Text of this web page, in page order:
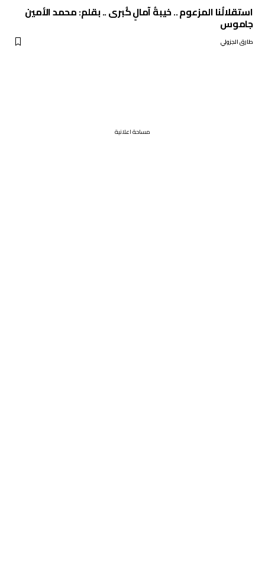
استقلالُنا المزعوم .. خيبةُ آمالٍ كُبرى .. بقلم: محمد الأمين
جاموس
طارق الجزولي
مساحة اعلانية